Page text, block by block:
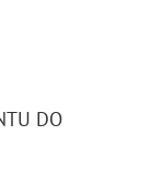
DO